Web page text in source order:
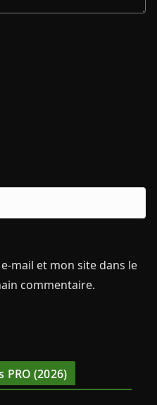
mail et mon site dans le
commentaire.
PRO (2026)